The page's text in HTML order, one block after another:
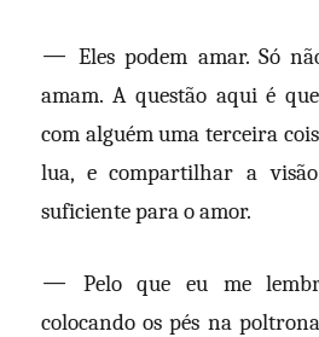
— Eles podem amar. Só
amam. A questão aqui é
com alguém uma terceira
lua, e compartilhar a
suficiente para o amor.
— Pelo que eu me
colocando os pés na